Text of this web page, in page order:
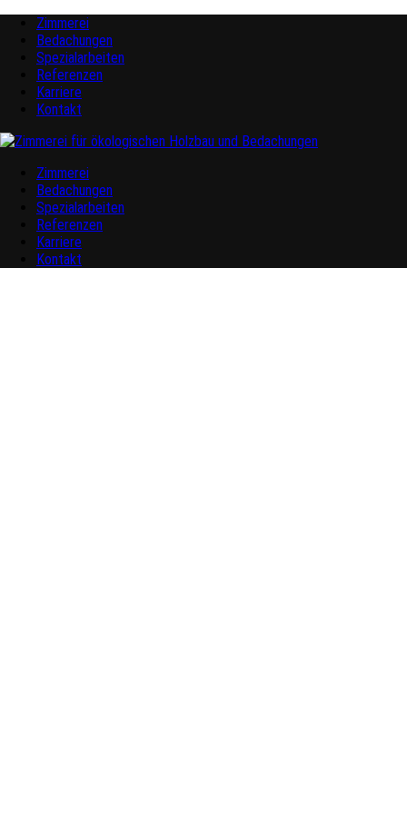
Zimmerei
Bedachungen
Spezialarbeiten
Referenzen
Karriere
Kontakt
Zimmerei
Bedachungen
Spezialarbeiten
Referenzen
Karriere
Kontakt